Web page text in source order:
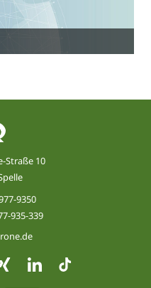
Straße 10
9350
935-339